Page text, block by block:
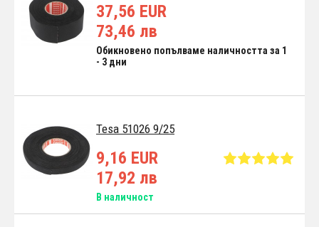
37,56 EUR
73,46 лв
Обикновено попълваме наличността за 1
- 3 дни
Tesa 51026 9/25
9,16 EUR
17,92 лв
В наличност